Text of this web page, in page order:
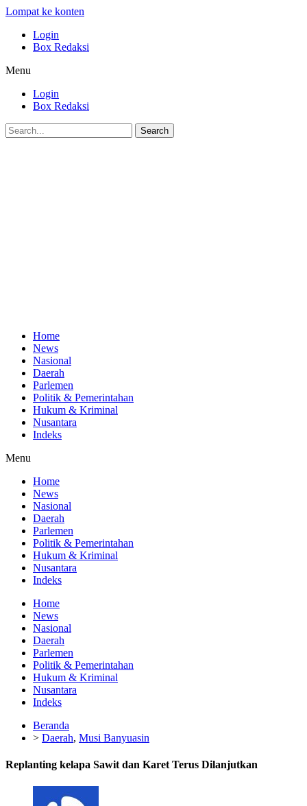
Lompat ke konten
Login
Box Redaksi
Menu
Login
Box Redaksi
Search
Home
News
Nasional
Daerah
Parlemen
Politik & Pemerintahan
Hukum & Kriminal
Nusantara
Indeks
Menu
Home
News
Nasional
Daerah
Parlemen
Politik & Pemerintahan
Hukum & Kriminal
Nusantara
Indeks
Home
News
Nasional
Daerah
Parlemen
Politik & Pemerintahan
Hukum & Kriminal
Nusantara
Indeks
Beranda
> Daerah, Musi Banyuasin
Replanting kelapa Sawit dan Karet Terus Dilanjutkan